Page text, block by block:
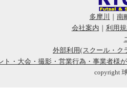
多摩川
南
会社案内
利用
外部利用(スクール・ク
ト・大会・撮影・営業行為・事業者様
copyright